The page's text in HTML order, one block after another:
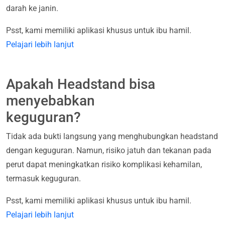
darah ke janin.
Psst, kami memiliki aplikasi khusus untuk ibu hamil.
Pelajari lebih lanjut
Apakah Headstand bisa
menyebabkan
keguguran?
Tidak ada bukti langsung yang menghubungkan headstand
dengan keguguran. Namun, risiko jatuh dan tekanan pada
perut dapat meningkatkan risiko komplikasi kehamilan,
termasuk keguguran.
Psst, kami memiliki aplikasi khusus untuk ibu hamil.
Pelajari lebih lanjut